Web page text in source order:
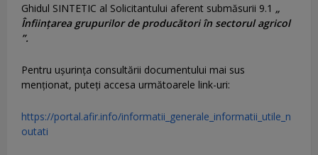
Ghidul SINTETIC al Solicitantului aferent submăsurii 9.1 „
Înființarea grupurilor de producători în sectorul agricol
”.
Pentru uşurinţa consultării documentului mai sus
menţionat, puteţi accesa următoarele link-uri:
https://portal.afir.info/informatii_generale_informatii_utile_n
outati